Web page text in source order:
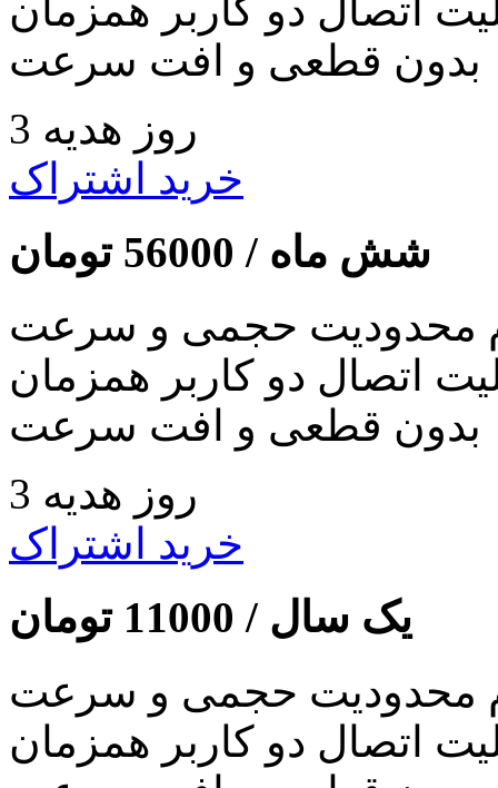
اتصال دو کاربر همزمان
بدون قطعی و افت سرعت
3 روز هدیه
خرید اشتراک
شش ماه / 56000 تومان
محدودیت حجمی و سرعت
اتصال دو کاربر همزمان
بدون قطعی و افت سرعت
3 روز هدیه
خرید اشتراک
یک سال / 11000 تومان
محدودیت حجمی و سرعت
اتصال دو کاربر همزمان